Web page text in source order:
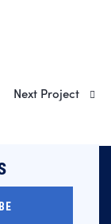
Next Project